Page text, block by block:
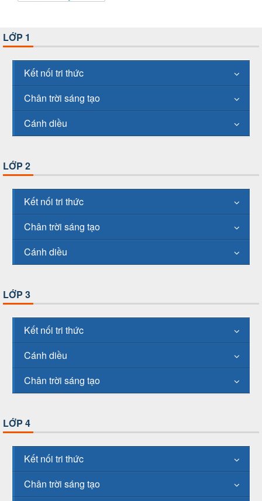
LỚP 1
Kết nối tri thức
Chân trời sáng tạo
Cánh diều
LỚP 2
Kết nối tri thức
Chân trời sáng tạo
Cánh diều
LỚP 3
Kết nối tri thức
Cánh diều
Chân trời sáng tạo
LỚP 4
Kết nối tri thức
Chân trời sáng tạo